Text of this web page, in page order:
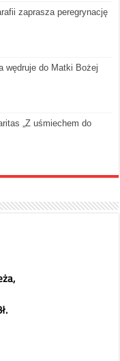
zaprasza peregrynację
wędruje do Matki Bożej
„Z uśmiechem do